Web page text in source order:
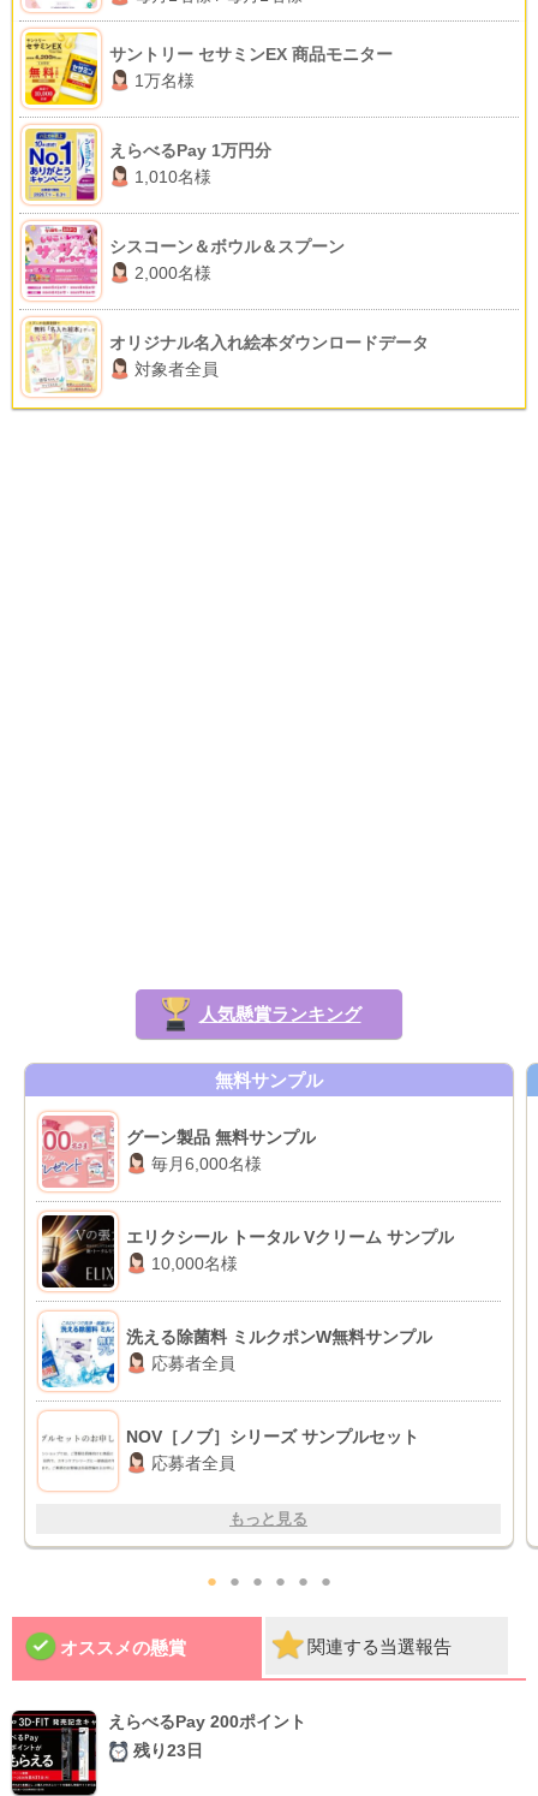
サントリー セサミンEX 商品モニター
1万名様
えらべるPay 1万円分
1,010名様
シスコーン＆ボウル＆スプーン
2,000名様
オリジナル名入れ絵本ダウンロードデータ
対象者全員
人気懸賞ランキング
無料サンプル
グーン製品 無料サンプル
毎月6,000名様
エリクシール トータル Vクリーム サンプル
10,000名様
洗える除菌料 ミルクポンW無料サンプル
応募者全員
NOV［ノブ］シリーズ サンプルセット
応募者全員
もっと見る
● ● ● ● ● ●
オススメの懸賞 関連する当選報告
えらべるPay 200ポイント
残り23日